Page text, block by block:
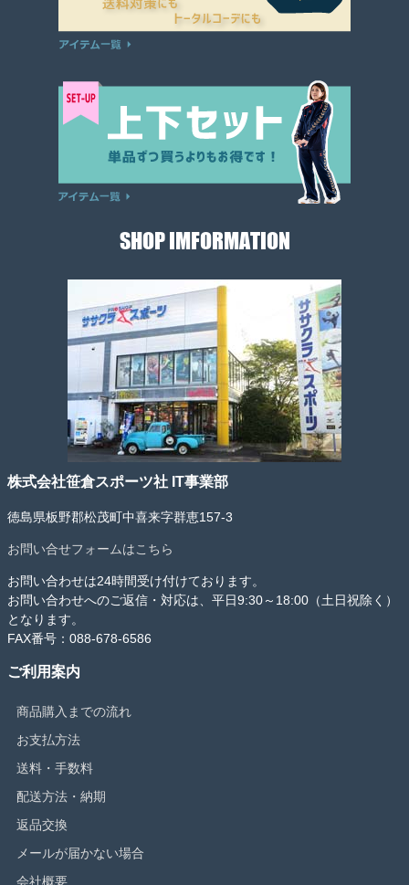
SHOP IMFORMATION
株式会社笹倉スポーツ社 IT事業部
徳島県板野郡松茂町中喜来字群恵157-3
お問い合せフォームはこちら
お問い合わせは24時間受け付けております。
お問い合わせへのご返信・対応は、平日9:30～18:00（土日祝除く）
となります。
FAX番号：088-678-6586
ご利用案内
商品購入までの流れ
お支払方法
送料・手数料
配送方法・納期
返品交換
メールが届かない場合
会社概要